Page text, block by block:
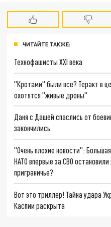
ЧИТАЙТЕ ТАКЖЕ:
Технофашисты XXI века
"Кротами" были все? Теракт в
охотятся "живые дроны"
Даня с Дашей спаслись от
закончились
"Очень плохие новости":
НАТО впервые за СВО
приграничье?
Вот это триллер! Тайна удара
Каспии раскрыта